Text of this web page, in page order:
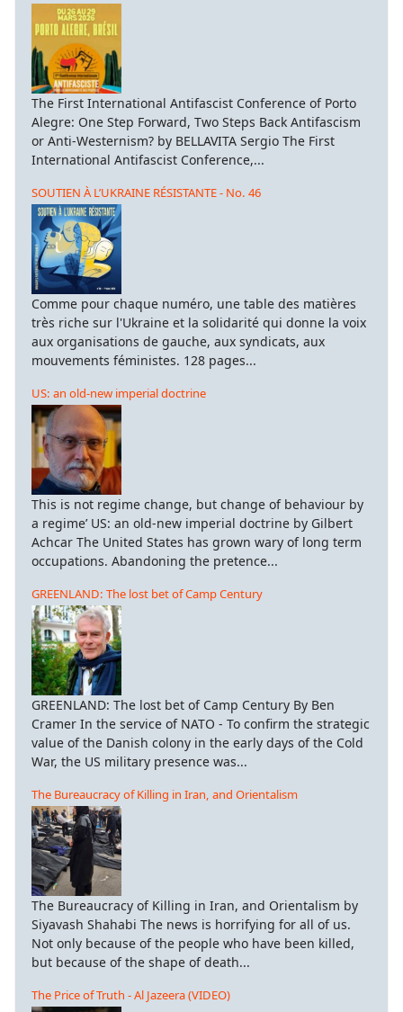
The First International Antifascist Conference of Porto
Alegre: One Step Forward, Two Steps Back Antifascism
or Anti-Westernism? by BELLAVITA Sergio The First
International Antifascist Conference,...
SOUTIEN À L’UKRAINE RÉSISTANTE - No. 46
Comme pour chaque numéro, une table des matières
très riche sur l'Ukraine et la solidarité qui donne la voix
aux organisations de gauche, aux syndicats, aux
mouvements féministes. 128 pages...
US: an old-new imperial doctrine
This is not regime change, but change of behaviour by
a regime’ US: an old-new imperial doctrine by Gilbert
Achcar The United States has grown wary of long term
occupations. Abandoning the pretence...
GREENLAND: The lost bet of Camp Century
GREENLAND: The lost bet of Camp Century By Ben
Cramer In the service of NATO - To confirm the strategic
value of the Danish colony in the early days of the Cold
War, the US military presence was...
The Bureaucracy of Killing in Iran, and Orientalism
The Bureaucracy of Killing in Iran, and Orientalism by
Siyavash Shahabi The news is horrifying for all of us.
Not only because of the people who have been killed,
but because of the shape of death...
The Price of Truth - Al Jazeera (VIDEO)